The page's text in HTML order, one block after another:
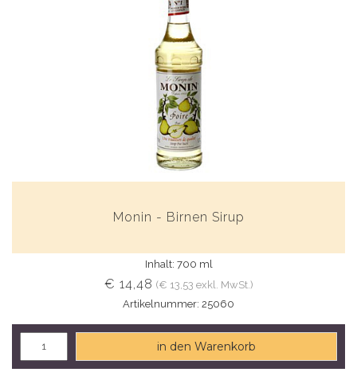
Monin - Birnen Sirup
Inhalt: 700 ml
€ 14,48 (€ 13,53 exkl. MwSt.)
Artikelnummer: 25060
in den Warenkorb